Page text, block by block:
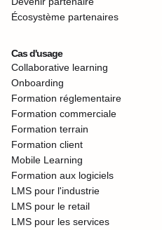
Écosystème partenaires
Cas d'usage
Collaborative learning
Onboarding
Formation réglementaire
Formation commerciale
Formation terrain
Formation client
Mobile Learning
Formation aux logiciels
LMS pour l'industrie
LMS pour le retail
LMS pour les services